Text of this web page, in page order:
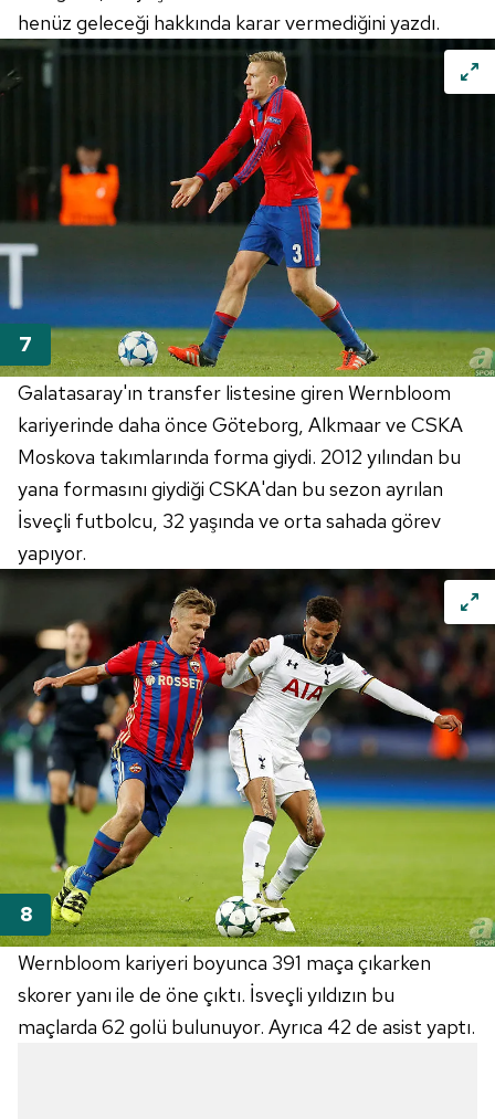
henüz geleceği hakkında karar vermediğini yazdı.
Galatasaray'ın transfer listesine giren Wernbloom
kariyerinde daha önce Göteborg, Alkmaar ve CSKA
Moskova takımlarında forma giydi. 2012 yılından bu
yana formasını giydiği CSKA'dan bu sezon ayrılan
İsveçli futbolcu, 32 yaşında ve orta sahada görev
yapıyor.
Wernbloom kariyeri boyunca 391 maça çıkarken
skorer yanı ile de öne çıktı. İsveçli yıldızın bu
maçlarda 62 golü bulunuyor. Ayrıca 42 de asist yaptı.